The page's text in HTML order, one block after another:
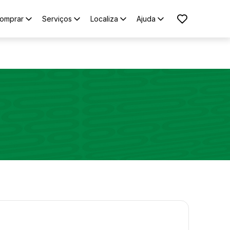
Serviços Localiza Ajuda